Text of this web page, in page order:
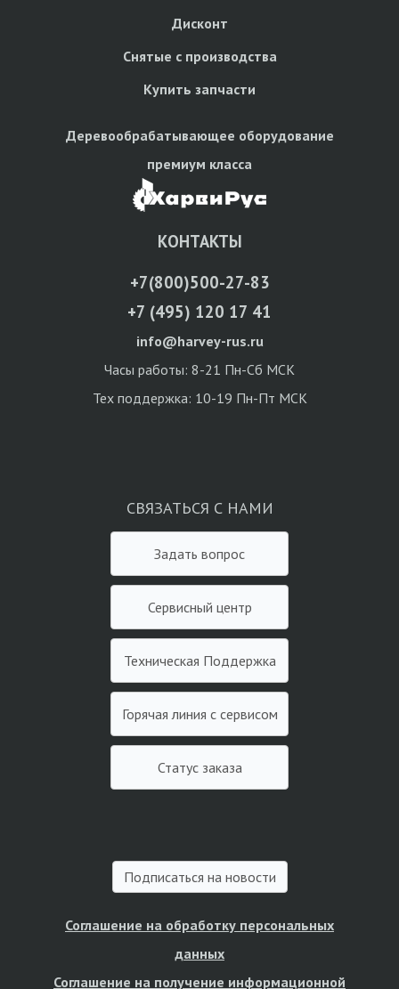
Дисконт
Снятые с производства
Купить запчасти
Деревообрабатывающее оборудование
премиум класса
КОНТАКТЫ
+7(800)500-27-83
+7 (495) 120 17 41
info@harvey-rus.ru
Часы работы: 8-21 Пн-Сб МСК
Тех поддержка: 10-19 Пн-Пт МСК
СВЯЗАТЬСЯ С НАМИ
Задать вопрос
Сервисный центр
Техническая Поддержка
Горячая линия с сервисом
Статус заказа
Подписаться на новости
Соглашение на обработку персональных
данных
Соглашение на получение информационной